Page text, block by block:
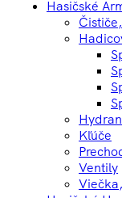
Hasičské
Kľúče
Ventily